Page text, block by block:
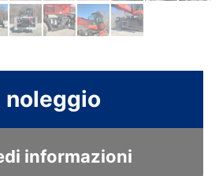
noleggio
informazioni